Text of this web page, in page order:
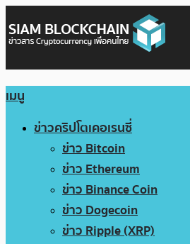
เมนู
ข่าวคริปโตเคอเรนซี่
ข่าว Bitcoin
ข่าว Ethereum
ข่าว Binance Coin
ข่าว Dogecoin
ข่าว Ripple (XRP)